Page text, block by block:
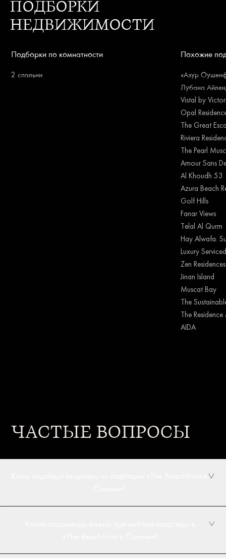
ПОДБОРКИ
НЕДВИЖИМОСТИ
Подборки по комнатности
2 спальни
Похожие
«Азур
Лубана
Vistal by
Opal
The Great
Riviera
The Pearl
Amour Sans
Al Khoudh 53
Azura Beach
Golf Hills
Fanar Views
Telal Al Qurm
Hay Alwafa.
Luxury
Zen Residences
Jinan Island
Muscat Bay
The
The
AIDA
ЧАСТЫЕ ВОПРОСЫ